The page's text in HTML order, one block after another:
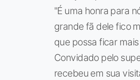
"É uma honra para
grande fã dele fico
que possa ficar
Convidado pelo
recebeu em sua